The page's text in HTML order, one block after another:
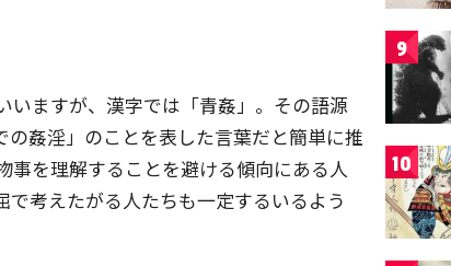
いますが、漢字では「青姦」。その語源
姦淫」のことを表した言葉だと簡単に推
を理解することを避ける傾向にある人
考えたがる人たちも一定するいるよう
9
10